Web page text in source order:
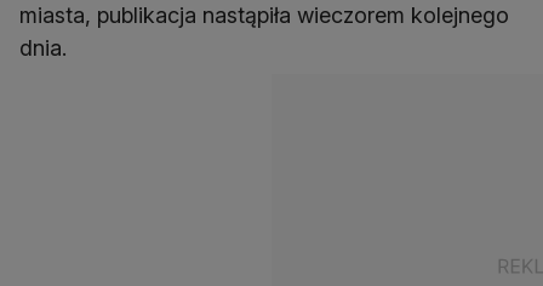
miasta, publikacja nastąpiła wieczorem kolejnego
dnia.